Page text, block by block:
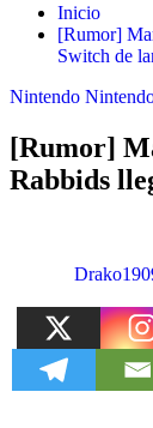
Inicio
[Rumor]
Switch de
Nintendo
[Rumor]
Rabbids